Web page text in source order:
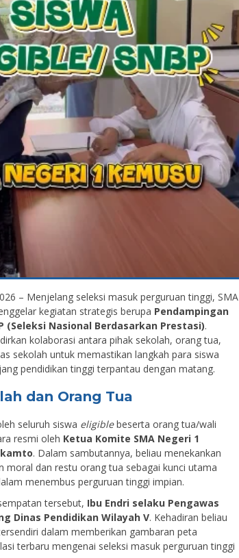
– Menjelang seleksi masuk perguruan tinggi, SMA
kegiatan strategis berupa Pendampingan
(Seleksi Nasional Berdasarkan Prestasi).
kolaborasi antara pihak sekolah, orang tua,
sekolah untuk memastikan langkah para siswa
pendidikan tinggi terpantau dengan matang.
dan Orang Tua
seluruh siswa eligiblebeserta orang tua/wali
resmi oleh Ketua Komite SMA Negeri 1
. Dalam sambutannya, beliau menekankan
moral dan restu orang tua sebagai kunci utama
menembus perguruan tinggi impian.
tersebut, Ibu Endri selaku Pengawas
Dinas Pendidikan Wilayah V. Kehadiran beliau
dalam memberikan gambaran peta
terbaru mengenai seleksi masuk perguruan tinggi